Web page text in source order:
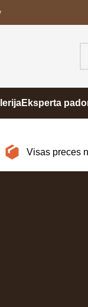
Eksperta
Visas preces